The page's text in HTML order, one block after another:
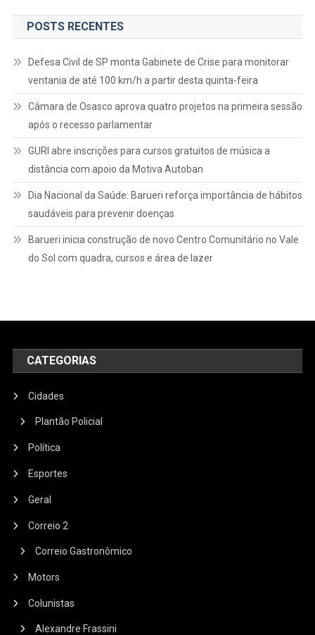
POSTS RECENTES
Defesa Civil de SP monta Gabinete de Crise para monitorar
ventania de até 100 km/h a partir desta quinta-feira
Câmara de Osasco aprova quatro projetos na primeira sessão
após o recesso parlamentar
GURI abre inscrições para cursos gratuitos de música a
distância com apoio da Motiva Autoban
Dia Nacional da Saúde: Barueri reforça importância de hábitos
saudáveis para prevenir doenças
Barueri inicia construção de novo Centro Comunitário no Vale
do Sol com quadra, cursos e área de lazer
CATEGORIAS
Cidades
Plantão Policial
Política
Esportes
Geral
Correio 2
Correio Gastronômico
Motors
Colunistas
Alexandre Frassini